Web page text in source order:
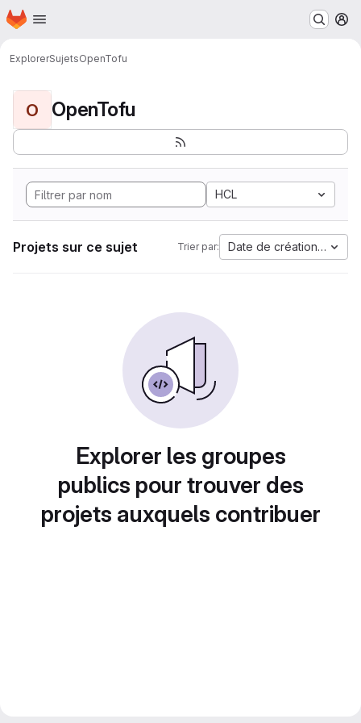
Passer au contenu principal
Page d'accueil
ExplorerSujetsOpenTofu
O OpenTofu
HCL
Projets sur ce sujet Trier par: Date de création la plus
Explorer les groupes
publics pour trouver des
projets auxquels contribuer